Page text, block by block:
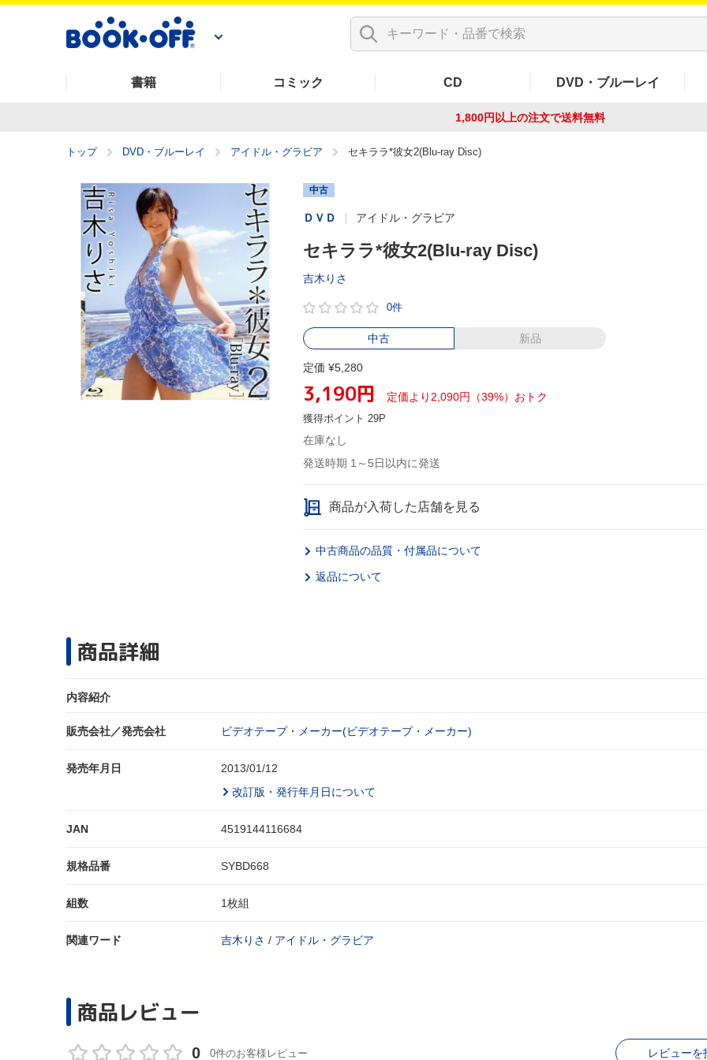
書籍 コミック CD DVD・ブルーレイ
1,800円以上の注文で送料無料
トップ DVD・ブルーレイ アイドル・グラビア セキララ*彼女2(Blu-ray Disc)
中古
ＤＶＤ アイドル・グラビア
セキララ*彼女2(Blu-ray Disc)
吉木りさ
0件
中古 新品
定価 ¥5,280
3,190円 定価より2,090円（39%）おトク
獲得ポイント 29P
在庫なし
発送時期 1～5日以内に発送
商品が入荷した店舗を見る
中古商品の品質・付属品について
返品について
商品詳細
内容紹介
販売会社／発売会社 ビデオテープ・メーカー(ビデオテープ・メーカー)
発売年月日
2013/01/12
改訂版・発行年月日について
JAN 4519144116684
規格品番 SYBD668
組数 1枚組
関連ワード 吉木りさ / アイドル・グラビア
商品レビュー
0 0件のお客様レビュー レビューを